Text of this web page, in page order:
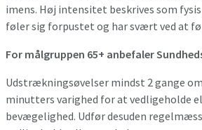
imens. Høj intensitet beskrives som
føler sig forpustet og har svært ved at
For målgruppen 65+ anbefaler
Udstrækningsøvelser mindst 2 gange
minutters varighed for at vedligeholde
bevægelighed. Udfør desuden